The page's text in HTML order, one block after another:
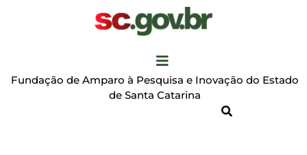
Fundação de Amparo à Pesquisa e Inovação do Estado
de Santa Catarina